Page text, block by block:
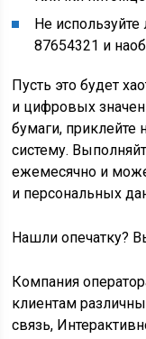
Не
87654321 и
Пусть это будет
и цифровых
бумаги, приклейте
систему.
ежемесячно и
и персональных
Нашли опечатку?
Компания
клиентам
связь,